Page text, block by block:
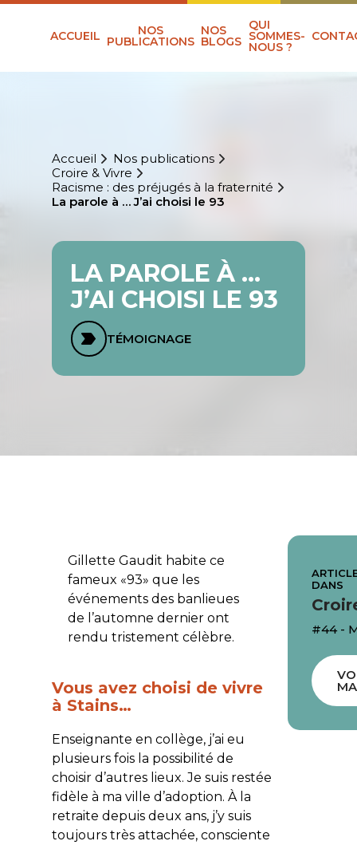
ACCUEIL NOS
PUBLICATIONS
NOS
BLOGS
QUI
SOMMES-
NOUS ?
Accueil
Nos publications
Croire & Vivre
Racisme : des préjugés à la fraternité
La parole à … J’ai choisi le 93
LA PAROLE À …
J’AI CHOISI LE 93
TÉMOIGNAGE
Gillette Gaudit habite ce
fameux «93» que les
événements des banlieues
de l’automne dernier ont
rendu tristement célèbre.
Vous avez choisi de vivre
à Stains…
Enseignante en collège, j’ai eu
plusieurs fois la possibilité de
choisir d’autres lieux. Je suis restée
fidèle à ma ville d’adoption. À la
retraite depuis deux ans, j’y suis
toujours très attachée, consciente
DANS
#44 -